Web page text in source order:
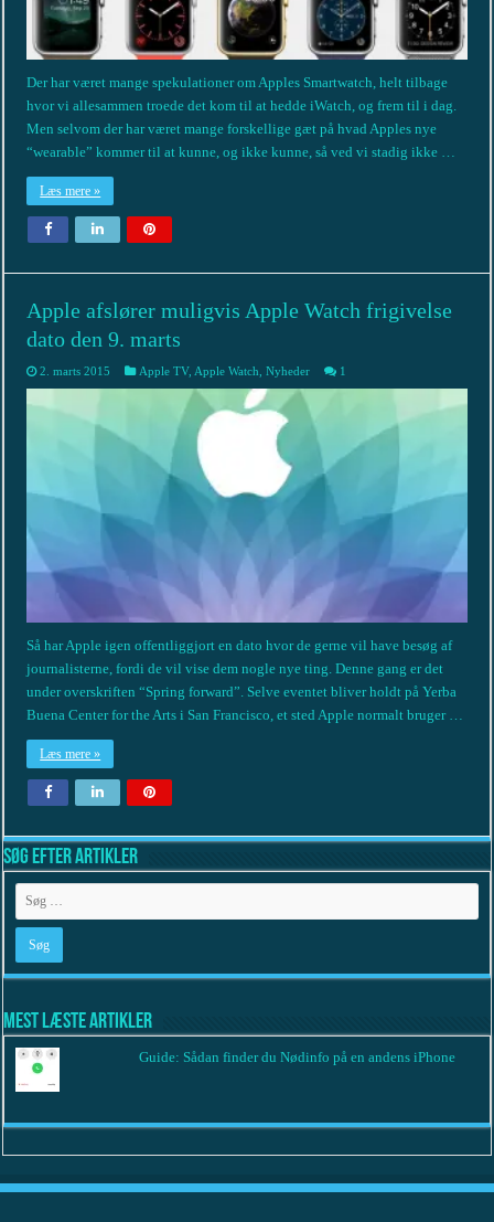
Der har været mange spekulationer om Apples Smartwatch, helt tilbage
hvor vi allesammen troede det kom til at hedde iWatch, og frem til i dag.
Men selvom der har været mange forskellige gæt på hvad Apples nye
“wearable” kommer til at kunne, og ikke kunne, så ved vi stadig ikke …
Læs mere »
Apple afslører muligvis Apple Watch frigivelse
dato den 9. marts
2. marts 2015 Apple TV, Apple Watch ,Nyheder 1
Så har Apple igen offentliggjort en dato hvor de gerne vil have besøg af
journalisterne, fordi de vil vise dem nogle nye ting. Denne gang er det
under overskriften “Spring forward”. Selve eventet bliver holdt på Yerba
Buena Center for the Arts i San Francisco, et sted Apple normalt bruger …
Læs mere »
Søg efter artikler
Mest læste artikler
Guide: Sådan finder du Nødinfo på en andens iPhone